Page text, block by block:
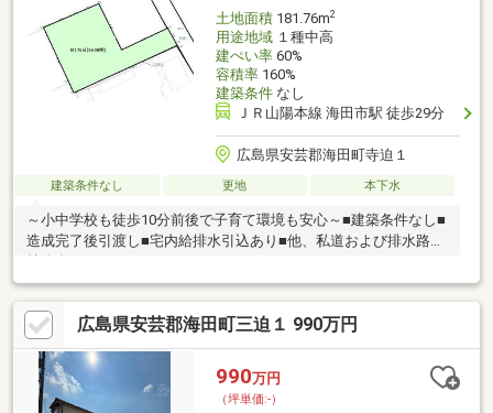
土地面積181.76m2
用途地域１種中高
建ぺい率60%
容積率160%
建築条件なし
ＪＲ山陽本線 海田市駅 徒歩29分
広島県安芸郡海田町寺迫１
建築条件なし 更地 本下水
～小中学校も徒歩10分前後で子育て環境も安心～■建築条件なし■
造成完了後引渡し■宅内給排水引込あり■他、私道および排水路の
広島県安芸郡海田町三迫１ 990万円
990万円
（坪単価:-）